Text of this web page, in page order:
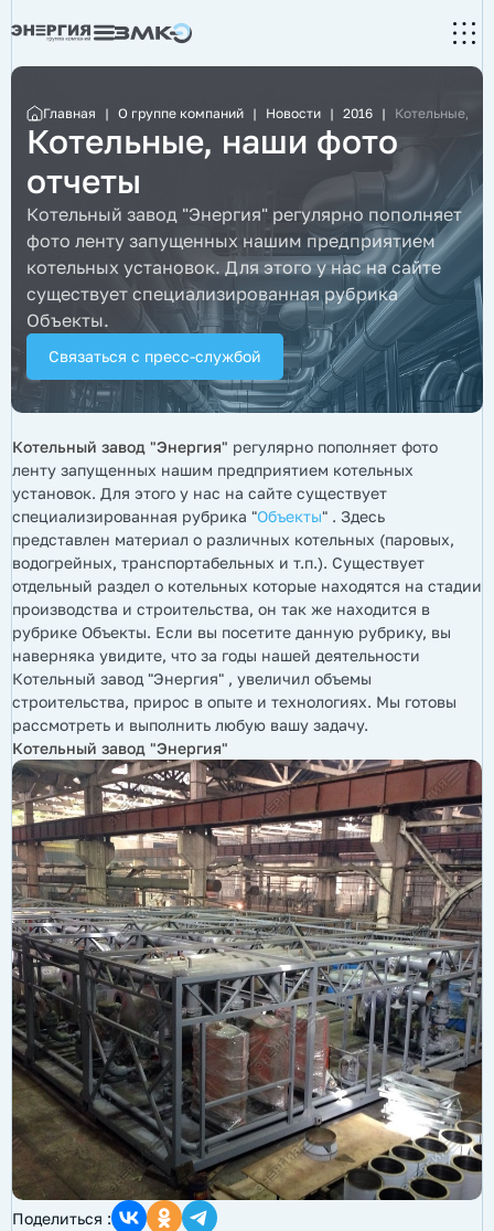
Главная | О группе компаний | Новости | 2016 | Котельные,
Котельные, наши фото
отчеты
Котельный завод "Энергия" регулярно пополняет
фото ленту запущенных нашим предприятием
котельных установок. Для этого у нас на сайте
существует специализированная рубрика
Объекты.
Связаться с пресс-службой
Котельный завод "Энергия" регулярно пополняет фото
ленту запущенных нашим предприятием котельных
установок. Для этого у нас на сайте существует
специализированная рубрика "Объекты" . Здесь
представлен материал о различных котельных (паровых,
водогрейных, транспортабельных и т.п.). Существует
отдельный раздел о котельных которые находятся на стадии
производства и строительства, он так же находится в
рубрике Объекты. Если вы посетите данную рубрику, вы
наверняка увидите, что за годы нашей деятельности
Котельный завод "Энергия" , увеличил объемы
строительства, прирос в опыте и технологиях. Мы готовы
рассмотреть и выполнить любую вашу задачу.
Котельный завод "Энергия"
Поделиться :